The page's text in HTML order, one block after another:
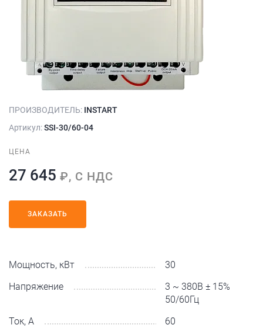
ПРОИЗВОДИТЕЛЬ: INSTART
Артикул:SSI-30/60-04
ЦЕНА
27 645 ₽, С НДС
ЗАКАЗАТЬ
Мощность, кВт
30
Напряжение
3 ~ 380В ± 15%
50/60Гц
Ток, А
60